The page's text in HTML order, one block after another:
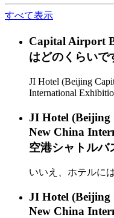
すべて表示
Capital Airport
はどのくらいで
JI Hotel (Beijing
International
JI Hotel
New China
空港シャトルバ
いいえ、ホテルに
JI Hotel
New China